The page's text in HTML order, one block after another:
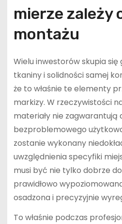
mierze zależy
montażu
Wielu inwestorów skupia się
tkaniny i solidności samej
że to właśnie te elementy
markizy. W rzeczywistości
materiały nie zagwarantują
bezproblemowego
zostanie wykonany
uwzględnienia specyfiki
musi być nie tylko dobrze
prawidłowo
osadzona i precyzyjnie
To właśnie podczas